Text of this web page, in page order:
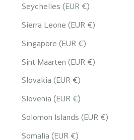
Seychelles (EUR €)
Sierra Leone (EUR €)
Singapore (EUR €)
Sint Maarten (EUR €)
Slovakia (EUR €)
Slovenia (EUR €)
Solomon Islands (EUR €)
Somalia (EUR €)